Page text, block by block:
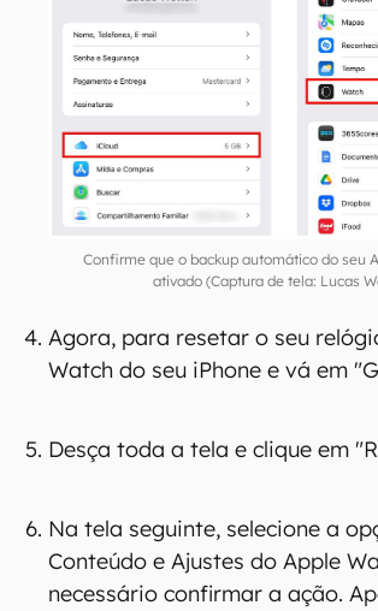
Na tela seguinte, entre em
Na tela do iCloud, procure por
confirme que está devidamente
Confirme que o backup automático do seu
ativado (Captura de tela: Lucas